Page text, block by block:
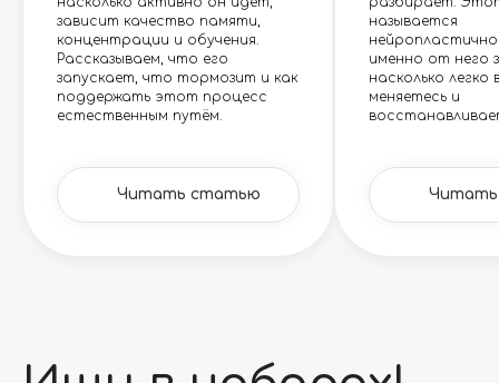
зависит качество памяти,
концентрации и обучения.
Рассказываем, что его
запускает, что тормозит и как
поддержать этот процесс
естественным путём.
Читать статью
называется
именно от него
насколько легко
меняетесь и